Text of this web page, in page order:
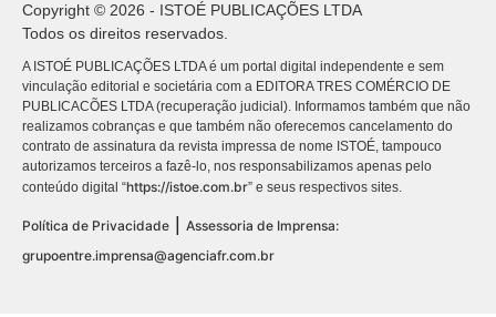
Copyright © 2026 - ISTOÉ PUBLICAÇÕES LTDA
Todos os direitos reservados.
A ISTOÉ PUBLICAÇÕES LTDA é um portal digital independente e sem
vinculação editorial e societária com a EDITORA TRES COMÉRCIO DE
PUBLICACÕES LTDA (recuperação judicial). Informamos também que não
realizamos cobranças e que também não oferecemos cancelamento do
contrato de assinatura da revista impressa de nome ISTOÉ, tampouco
autorizamos terceiros a fazê-lo, nos responsabilizamos apenas pelo
conteúdo digital “https://istoe.com.br” e seus respectivos sites.
Política de Privacidade
Assessoria de Imprensa:
grupoentre.imprensa@agenciafr.com.br